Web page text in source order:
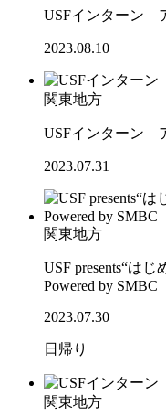
USFインターン
2023.08.10
関東地方
USFインターン
2023.07.31
関東地方
USF presents“は
Powered by SMBC
2023.07.30
日帰り
関東地方